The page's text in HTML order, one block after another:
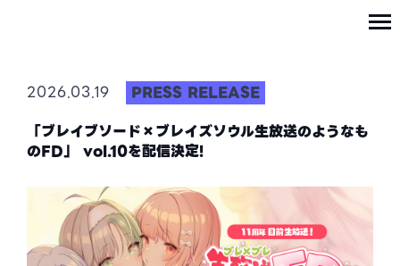
2026.03.19
PRESS RELEASE
「ブレイブソード×ブレイズソウル生放送のようなも
のFD」 vol.10を配信決定!